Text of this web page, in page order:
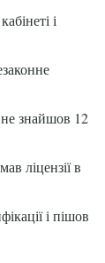
і
знайшов 12
ліцензії в
і пішов